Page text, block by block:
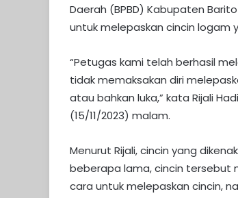
Daerah (BPBD) Kabupaten
untuk melepaskan cincin logam
“Petugas kami telah berhasil
tidak memaksakan diri
atau bahkan luka,” kata Rijali
(15/11/2023) malam.
Menurut Rijali, cincin yang
beberapa lama, cincin tersebut
cara untuk melepaskan cincin,